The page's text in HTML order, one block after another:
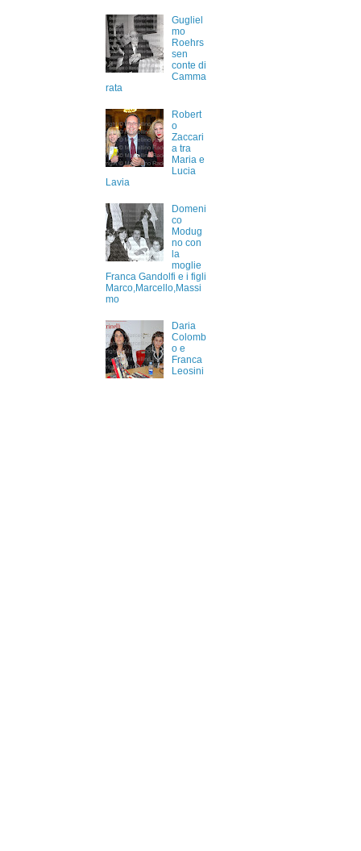
Gugliel
mo
Roehrs
sen
conte di
Camma
rata
Robert
o
Zaccari
a tra
Maria e
Lucia
Lavia
Domeni
co
Modug
no con
la
moglie
Franca Gandolfi e i figli
Marco,Marcello,Massi
mo
Daria
Colomb
o e
Franca
Leosini